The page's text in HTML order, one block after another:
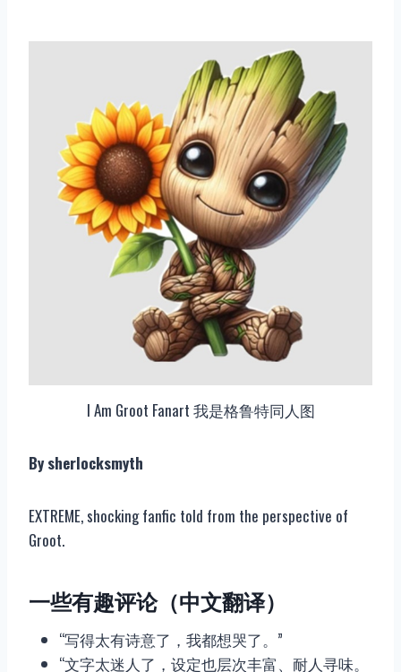
I Am Groot Fanart 我是格鲁特同人图
By sherlocksmyth
EXTREME, shocking fanfic told from the perspective of
Groot.
一些有趣评论（中文翻译）
“写得太有诗意了，我都想哭了。”
“文字太迷人了，设定也层次丰富、耐人寻味。